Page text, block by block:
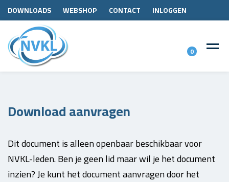
DOWNLOADS WEBSHOP CONTACT INLOGGEN
0
Download aanvragen
Dit document is alleen openbaar beschikbaar voor
NVKL-leden. Ben je geen lid maar wil je het document
inzien? Je kunt het document aanvragen door het